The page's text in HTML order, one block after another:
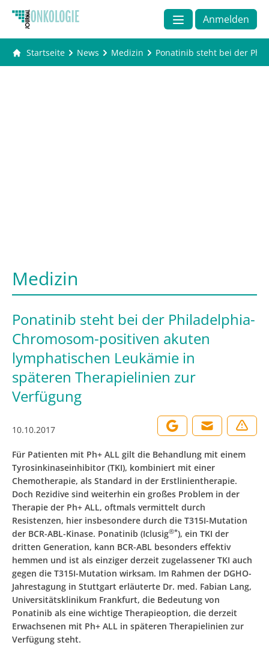
Anmelden
Startseite News Medizin Ponatinib steht bei der
Medizin
Ponatinib steht bei der Philadelphia-
Chromosom-positiven akuten
lymphatischen Leukämie in
späteren Therapielinien zur
Verfügung
10.10.2017
Für Patienten mit Ph+ ALL gilt die Behandlung mit einem
Tyrosinkinaseinhibitor (TKI), kombiniert mit einer
Chemotherapie, als Standard in der Erstlinientherapie.
Doch Rezidive sind weiterhin ein großes Problem in der
Therapie der Ph+ ALL, oftmals vermittelt durch
Resistenzen, hier insbesondere durch die T315I-Mutation
der BCR-ABL-Kinase. Ponatinib (Iclusig®*), ein TKI der
dritten Generation, kann BCR-ABL besonders effektiv
hemmen und ist als einziger derzeit zugelassener TKI auch
gegen die T315I-Mutation wirksam. Im Rahmen der DGHO-
Jahrestagung in Stuttgart erläuterte Dr. med. Fabian Lang,
Universitätsklinikum Frankfurt, die Bedeutung von
Ponatinib als eine wichtige Therapieoption, die derzeit
Erwachsenen mit Ph+ ALL in späteren Therapielinien zur
Verfügung steht.